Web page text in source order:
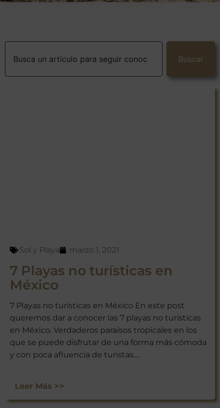
Buscar
Sol y Playa marzo 1, 2021
7 Playas no turísticas en
México
7 Playas no turísticas en México En este post
queremos dar a conocer las 7 playas no turísticas
en México. Verdaderos paraísos tropicales en los
que se puede disfrutar de una forma más cómoda
y con poca afluencia de turistas....
Leer Más >>